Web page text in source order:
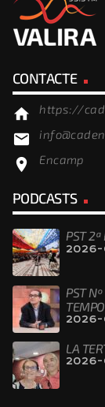
CONTACTE
home https://
email
location_on Encamp
PODCASTS
PST 2ª
2026-
PST
2026-
LA
2026-